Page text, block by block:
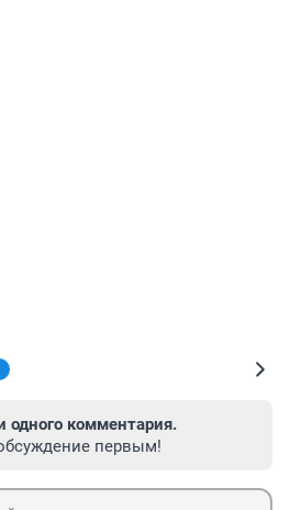
одного комментария.
первым!